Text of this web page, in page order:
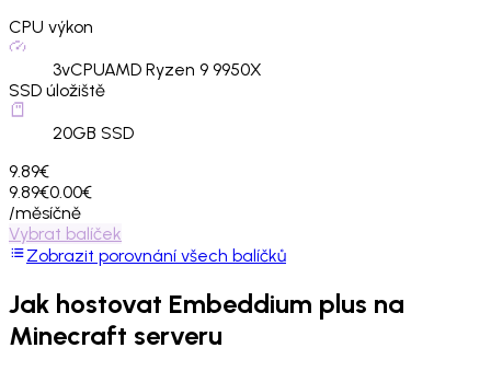
CPU výkon
3vCPUAMD Ryzen 9 9950X
SSD úložiště
20GB SSD
9.89€
9.89€0.00€
/měsíčně
Vybrat balíček
Zobrazit porovnání všech balíčků
Jak hostovat Embeddium plus na
Minecraft serveru